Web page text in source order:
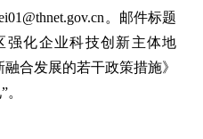
。邮件标题
强化企业科技创新主体地
合发展的若干政策措施》